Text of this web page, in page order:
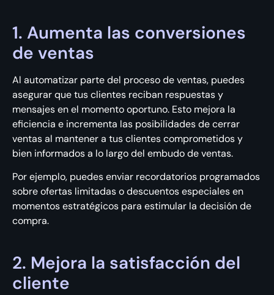
1. Aumenta las conversiones
de ventas
Al automatizar parte del proceso de ventas, puedes
asegurar que tus clientes reciban respuestas y
mensajes en el momento oportuno. Esto mejora la
eficiencia e incrementa las posibilidades de cerrar
ventas al mantener a tus clientes comprometidos y
bien informados a lo largo del embudo de ventas.
Por ejemplo, puedes enviar recordatorios programados
sobre ofertas limitadas o descuentos especiales en
momentos estratégicos para estimular la decisión de
compra.
2. Mejora la satisfacción del
cliente